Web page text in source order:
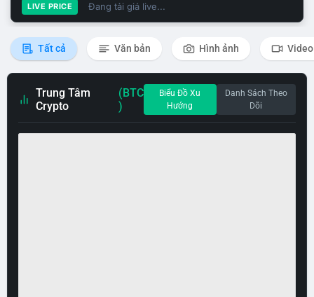
LIVE PRICE Đang tải giá live...
Tất cả Văn bản Hình ảnh Video
Trung Tâm
Crypto
(BTC
)
Biểu Đồ Xu
Hướng
Danh Sách Theo
Dõi